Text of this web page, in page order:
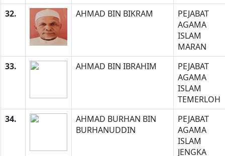
32.
AHMAD BIN BIKRAM
PEJABAT
AGAMA
ISLAM
MARAN
33.
AHMAD BIN IBRAHIM
PEJABAT
AGAMA
ISLAM
TEMERLOH
34.
AHMAD BURHAN BIN
BURHANUDDIN
PEJABAT
AGAMA
ISLAM
JENGKA